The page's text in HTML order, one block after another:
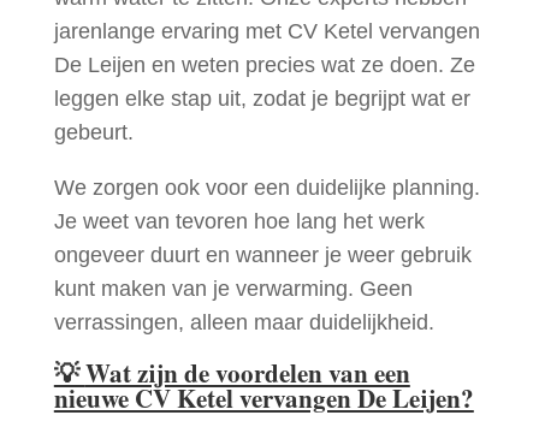
jarenlange ervaring met CV Ketel vervangen
De Leijen en weten precies wat ze doen. Ze
leggen elke stap uit, zodat je begrijpt wat er
gebeurt.
We zorgen ook voor een duidelijke planning.
Je weet van tevoren hoe lang het werk
ongeveer duurt en wanneer je weer gebruik
kunt maken van je verwarming. Geen
verrassingen, alleen maar duidelijkheid.
💡Wat zijn de voordelen van een
nieuwe CV Ketel vervangen De Leijen?